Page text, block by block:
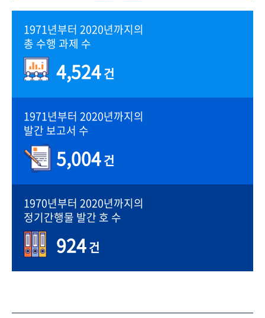
1971년부터 2020년까지의
총 수행 과제 수
4,524건
1971년부터 2020년까지의
발간 보고서 수
5,004건
1970년부터 2020년까지의
정기간행물 발간 호 수
924건